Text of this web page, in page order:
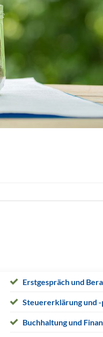
Erstgespräch und
Steuererklärung und -
Buchhaltung und